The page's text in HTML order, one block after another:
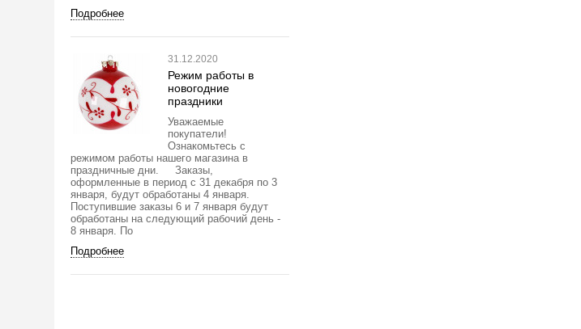
Подробнее
31.12.2020
Режим работы в
новогодние
праздники
Уважаемые
покупатели!
Ознакомьтесь с
режимом работы нашего магазина в
праздничные дни. Заказы,
оформленные в период с 31 декабря по 3
января, будут обработаны 4 января.
Поступившие заказы 6 и 7 января будут
обработаны на следующий рабочий день -
8 января. По
Подробнее